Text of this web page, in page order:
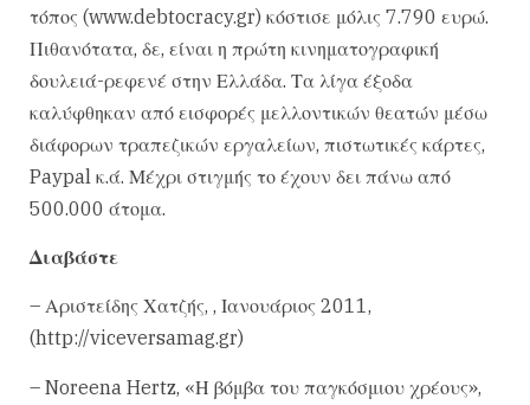
τόπος (www.debtocracy.gr) κόστισε μόλις 7.790 ευρώ.
Πιθανότατα, δε, είναι η πρώτη κινηματογραφική
δουλειά-ρεφενέ στην Ελλάδα. Τα λίγα έξοδα
καλύφθηκαν από εισφορές μελλοντικών θεατών μέσω
διάφορων τραπεζικών εργαλείων, πιστωτικές κάρτες,
Paypal κ.ά. Μέχρι στιγμής το έχουν δει πάνω από
500.000 άτομα.
Διαβάστε
– Αριστείδης Χατζής, , Ιανουάριος 2011,
(http://viceversamag.gr)
– Noreena Hertz, «Η βόμβα του παγκόσμιου χρέους»,